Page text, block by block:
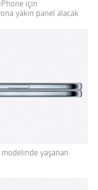
için
yakın panel alacak
yaşanan